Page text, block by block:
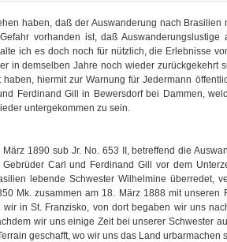
haben, daß der Auswanderung nach Brasilien
vorhanden ist, daß Auswanderungslustige
ich es doch noch für nützlich, die Erlebnisse
in demselben Jahre noch wieder zurückgekehrt
hiermit zur Warnung für Jedermann
Ferdinand Gill in Bewersdorf bei Dammen,
untergekommen zu sein.
1890 sub Jr. No. 653 II, betreffend die
Carl und Ferdinand Gill vor dem
lebende Schwester Wilhelmine überredet,
Mk. zusammen am 18. März 1888 mit unseren
in St. Franzisko, von dort begaben wir uns
wir uns einige Zeit bei unserer Schwester
geschafft, wo wir uns das Land urbarmachen